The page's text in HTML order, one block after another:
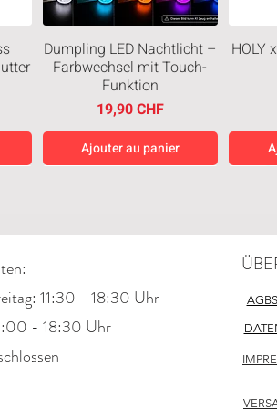
Dumpling LED Nachtlicht –
Farbwechsel mit Touch-
Funktion
Prix
19,90 CHF
Ajouter au panier
HOLY
11:30 - 18:30 Uhr
- 18:30 Uhr
AGBS